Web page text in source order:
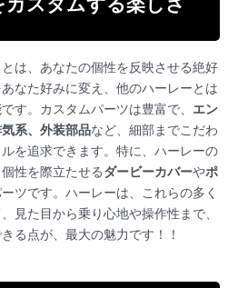
は、あなたの個性を反映させる絶好
なた好みに変え、他のハーレーとは
す。カスタムパーツは豊富で、 エン
系、外装部品など、細部までこだわ
を追求できます。特に、ハーレーの
性を際立たせるダービーカバーやポ
ツです。ハーレーは、これらの多く
見た目から乗り心地や操作性まで、
る点が、最大の魅力です！！